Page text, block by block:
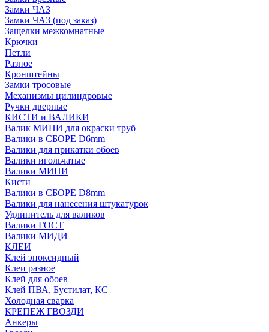
Замки ЧАЗ
Замки ЧАЗ (под заказ)
Защелки межкомнатные
Крючки
Петли
Разное
Кронштейны
Замки тросовые
Механизмы цилиндровые
Ручки дверные
КИСТИ и ВАЛИКИ
Валик МИНИ для окраски труб
Валики в СБОРЕ D6mm
Валики для прикатки обоев
Валики игольчатые
Валики МИНИ
Кисти
Валики в СБОРЕ D8mm
Валики для нанесения штукатурок
Удлинитель для валиков
Валики ГОСТ
Валики МИДИ
КЛЕИ
Клей эпоксидный
Клеи разное
Клей для обоев
Клей ПВА, Бустилат, КС
Холодная сварка
КРЕПЕЖ ГВОЗДИ
Анкеры